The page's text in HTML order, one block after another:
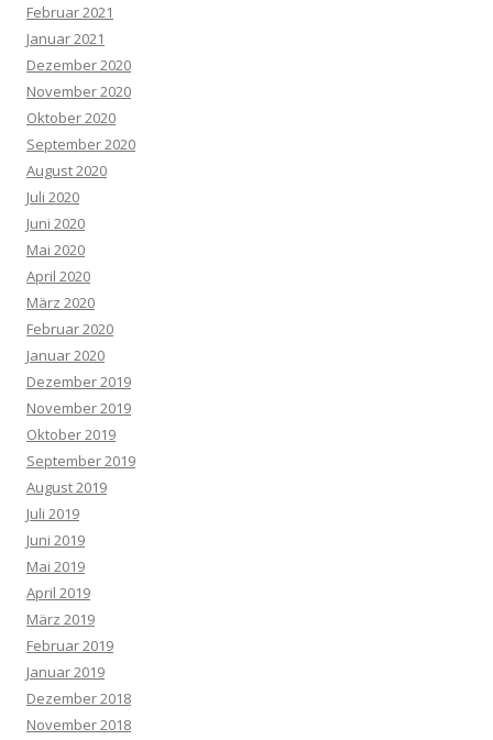
Februar 2021
Januar 2021
Dezember 2020
November 2020
Oktober 2020
September 2020
August 2020
Juli 2020
Juni 2020
Mai 2020
April 2020
März 2020
Februar 2020
Januar 2020
Dezember 2019
November 2019
Oktober 2019
September 2019
August 2019
Juli 2019
Juni 2019
Mai 2019
April 2019
März 2019
Februar 2019
Januar 2019
Dezember 2018
November 2018